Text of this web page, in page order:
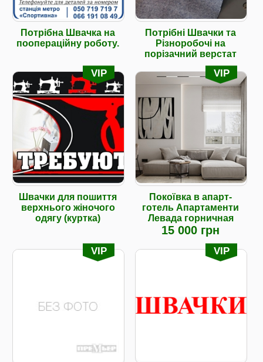
Потрібна Швачка на
поопераційну роботу.
Потрібні Швачки та
Різноробочі на
порізачний верстат
VIP
Швачки для пошиття
верхнього жіночого
одягу (куртка)
VIP
Покоївка в апарт-
готель Апартаменти
Левада горничная
15 000 грн
VIP VIP